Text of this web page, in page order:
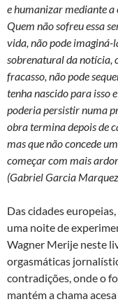
e humanizar mediante
Quem não sofreu essa
vida, não pode
sobrenatural da notícia,
fracasso, não pode
tenha nascido para isso
poderia persistir numa
obra termina depois de
mas que não concede
começar com mais
(Gabriel Garcia
Das cidades
uma noite de
Wagner Merije neste
orgasmáticas
contradições, onde o
mantém a chama